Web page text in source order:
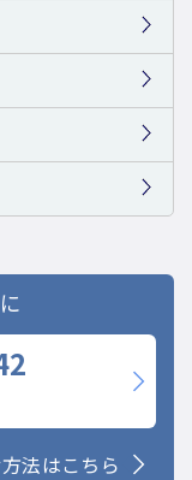
法はこちら